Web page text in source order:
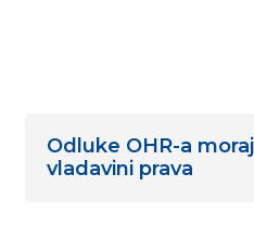
Odluke OHR-a
vladavini prava